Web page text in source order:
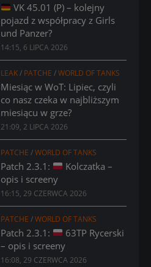
VK 45.01 (P) – kolejny
pojazd z współpracy z Girls
und Panzer?
14:15, 6 LIPCA 2026
LEAK/ PATCHE /WORLD OF TANKS
Miesiąc w WoT: Lipiec, czyli
co nasz czeka w najbliższym
miesiącu w grze?
21:09, 2 LIPCA 2026
PATCHE /WORLD OF TANKS
Patch 2.3.1:
Kolczatka –
opis i screeny
16:15, 29 CZERWCA 2026
PATCHE /WORLD OF TANKS
Patch 2.3.1:
63TP Rycerski
– opis i screeny
16:08, 29 CZERWCA 2026